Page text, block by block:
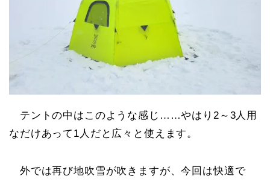
テントの中はこのような感じ……やはり2～3人用
なだけあって1人だと広々と使えます。
外では再び地吹雪が吹きますが、今回は快適で